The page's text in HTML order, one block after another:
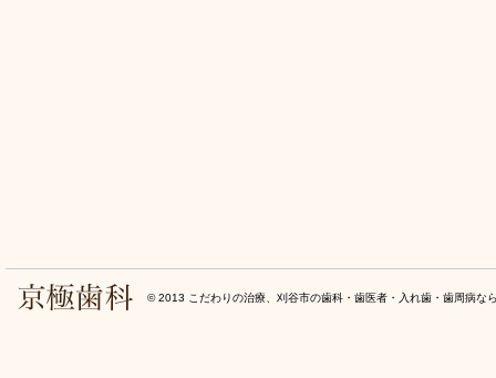
© 2013 こだわりの治療、刈谷市の歯科・歯医者・入れ歯・歯周病な